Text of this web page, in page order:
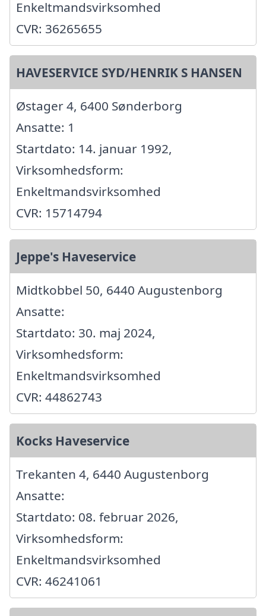
Enkeltmandsvirksomhed
CVR: 36265655
HAVESERVICE SYD/HENRIK S HANSEN
Østager 4, 6400 Sønderborg
Ansatte: 1
Startdato: 14. januar 1992,
Virksomhedsform:
Enkeltmandsvirksomhed
CVR: 15714794
Jeppe's Haveservice
Midtkobbel 50, 6440 Augustenborg
Ansatte:
Startdato: 30. maj 2024,
Virksomhedsform:
Enkeltmandsvirksomhed
CVR: 44862743
Kocks Haveservice
Trekanten 4, 6440 Augustenborg
Ansatte:
Startdato: 08. februar 2026,
Virksomhedsform:
Enkeltmandsvirksomhed
CVR: 46241061